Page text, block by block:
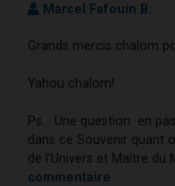
Marcel Fafouin B.
Grands mercis chalom
Yahou chalom!
Ps. : Une question en
dans ce Souvenir quant
de l’Univers et Maître du
commentaire